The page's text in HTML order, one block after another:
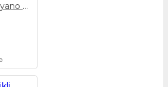
Beste Naiboğlu Piyano Etütleri E-Book